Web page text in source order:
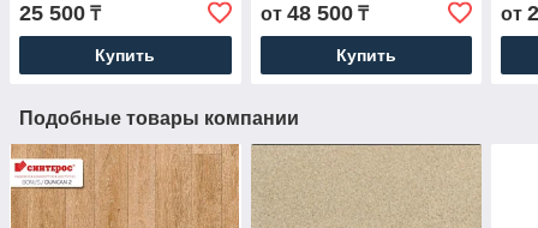
25 500 ₸
Купить
от 48 500₸
Купить
от
Подобные товары компании